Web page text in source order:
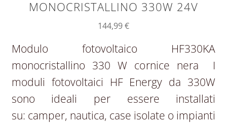
MONOCRISTALLINO 330W 24V
144,99€
Modulo fotovoltaico HF330KA
monocristallino 330 W cornice nera I
moduli fotovoltaici HF Energy da 330W
sono ideali per essere installati
su: camper, nautica, case isolate o impianti